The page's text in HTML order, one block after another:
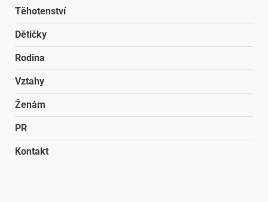
Těhotenství
Dětičky
Rodina
Vztahy
Ženám
PR
Kontakt